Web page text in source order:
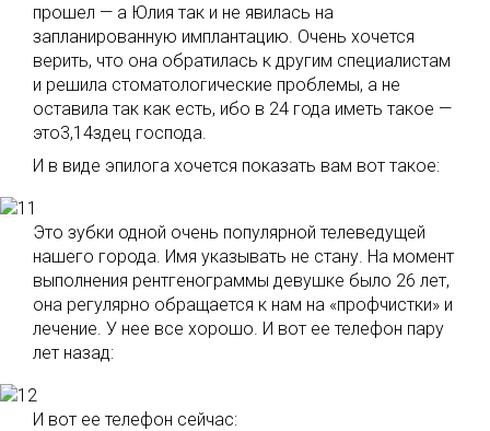
прошел — а Юлия так и не явилась на
запланированную имплантацию. Очень хочется
верить, что она обратилась к другим специалистам
и решила стоматологические проблемы, а не
оставила так как есть, ибо в 24 года иметь такое —
это3,14здец господа.
И в виде эпилога хочется показать вам вот такое:
Это зубки одной очень популярной телеведущей
нашего города. Имя указывать не стану. На момент
выполнения рентгенограммы девушке было 26 лет,
она регулярно обращается к нам на «профчистки» и
лечение. У нее все хорошо. И вот ее телефон пару
лет назад:
И вот ее телефон сейчас: